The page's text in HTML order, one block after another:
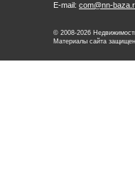
E-mail: com@nn-
© 2008-2026
Материалы сайта